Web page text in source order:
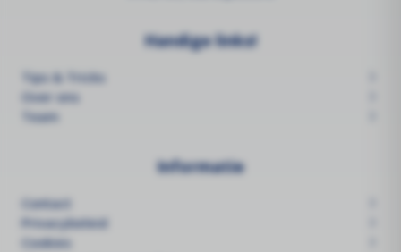
Handige links!
Tips & Tricks
Over ons
Team
Informatie
Contact
Privacybeleid
Cookies